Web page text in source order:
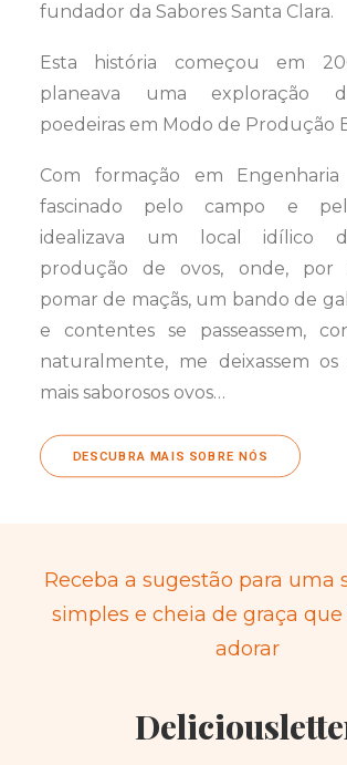
fundador da Sabores Santa Clara.
Esta história começou em
planeava uma exploração
poedeiras em Modo de Produção
Com formação em Engenharia
fascinado pelo campo e
idealizava um local idílico
produção de ovos, onde, por
pomar de maçãs, um bando de
e contentes se passeassem,
naturalmente, me deixassem
mais saborosos ovos…
DESCUBRA MAIS SOBRE NÓS
Receba a sugestão para uma
simples e cheia de graça
adorar